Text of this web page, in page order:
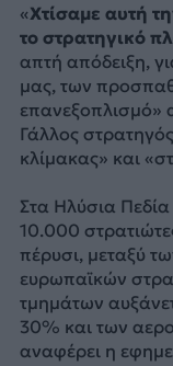
«Χτίσαμε αυτή
το στρατηγικό
απτή απόδειξη,
μας, των
επανεξοπλισμό»
Γάλλος
κλίμακας» και
Στα Ηλύσια
10.000
πέρυσι, μεταξύ
ευρωπαϊκών
τμημάτων
30% και των
αναφέρει η